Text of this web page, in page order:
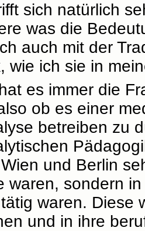
sich natürlich
was die
auch mit der
wie ich sie in
es immer die
ob es einer
betreiben zu
und Berlin
waren, sondern
waren. Diese
und in ihre